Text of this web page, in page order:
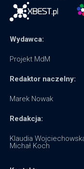
Wydawca:
Projekt MdM
Redaktor naczelny:
Marek Nowak
Redakcja:
Klaudia
Michał Koch